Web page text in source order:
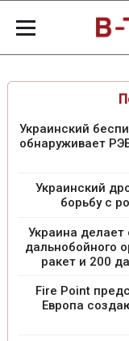
Украинский
обнаруживает
Украинский
борьбу с
Украина делает
дальнобойного
ракет и 200
Fire Point
Европа